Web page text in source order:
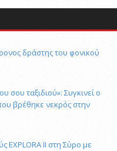
δράστης του φονικού
σου ταξιδιού»: Συγκινεί ο
βρέθηκε νεκρός στην
II στη Σύρο με